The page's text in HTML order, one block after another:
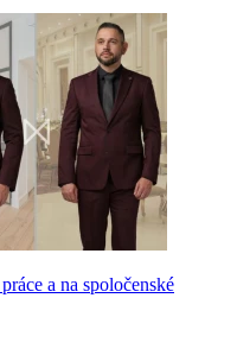
a na spoločenské